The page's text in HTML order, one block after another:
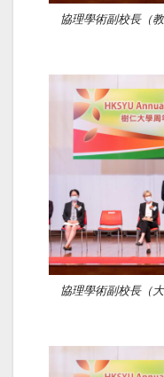
協理學術副校長（
協理學術副校長（